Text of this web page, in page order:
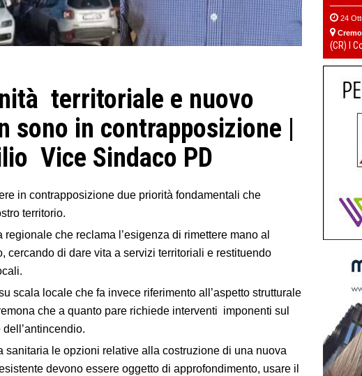
territoriale e nuovo
sono in contrapposizione |
Vice Sindaco PD
in contrapposizione due priorità fondamentali che
territorio.
regionale che reclama l’esigenza di rimettere mano al
cercando di dare vita a servizi territoriali e restituendo
scala locale che fa invece riferimento all’aspetto strutturale
che a quanto pare richiede interventi imponenti sul
sanitaria le opzioni relative alla costruzione di una nuova
devono essere oggetto di approfondimento, usare il
24
(CR) I